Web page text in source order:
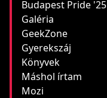
Budapest Pride '25
Galéria
GeekZone
Gyerekszáj
Könyvek
Máshol írtam
Mozi